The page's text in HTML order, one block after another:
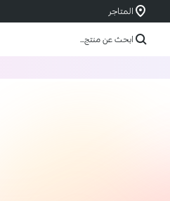
المتاجر
ابحث عن منتج...